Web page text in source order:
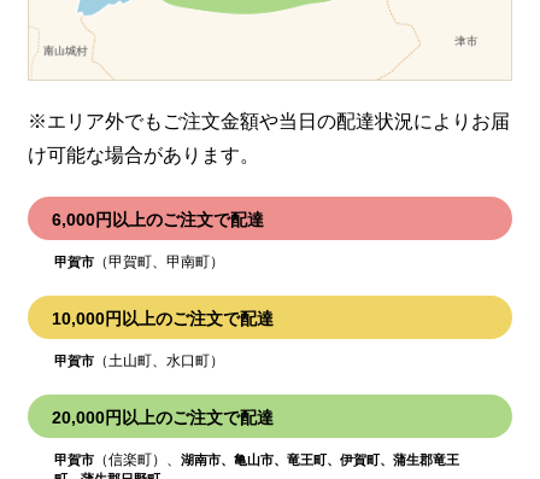
※エリア外でもご注文金額や当日の配達状況により お届
け可能な場合があります。
6,000円以上のご注文で配達
甲賀市 （甲賀町、甲南町）
10,000円以上のご注文で配達
甲賀市 （土山町、水口町）
20,000円以上のご注文で配達
甲賀市 （信楽町）、湖南市、亀山市、竜王町、伊賀町、蒲生郡竜王